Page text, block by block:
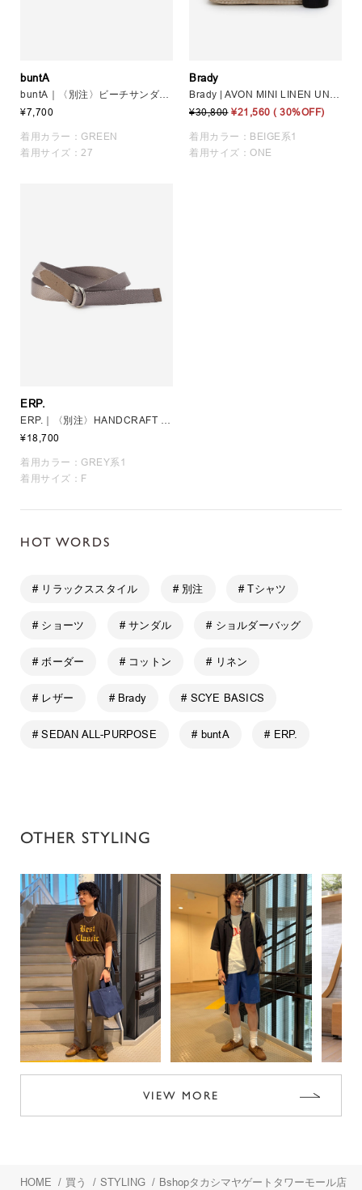
buntA
buntA｜〈別注〉ビーチサンダル GREEN MEN
¥7,700
着用カラー：GREEN
着用サイズ：27
Brady
Brady | AVON MINI LINEN UNISEX
¥30,800 ¥21,560 ( 30%OFF)
着用カラー：BEIGE系1
着用サイズ：ONE
ERP.
ERP.｜〈別注〉HANDCRAFT DOUBLE RING BELT. UNISEX
¥18,700
着用カラー：GREY系1
着用サイズ：F
HOT WORDS
# リラックススタイル # 別注 # Tシャツ
# ショーツ # サンダル # ショルダーバッグ
# ボーダー # コットン # リネン
# レザー # Brady # SCYE BASICS
# SEDAN ALL-PURPOSE # buntA # ERP.
OTHER STYLING
VIEW MORE
HOME / 買う / STYLING / Bshopタカシマヤゲートタワーモール店